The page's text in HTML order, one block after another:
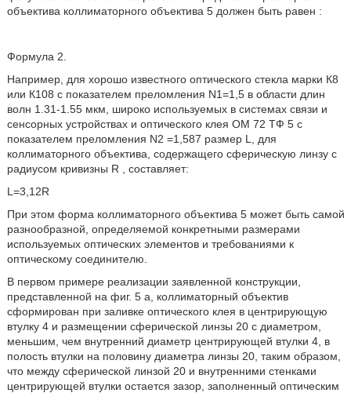
объектива коллиматорного объектива 5 должен быть равен :
Формула 2.
Например, для хорошо известного оптического стекла марки К8
или К108 с показателем преломления N1=1,5 в области длин
волн 1.31-1.55 мкм, широко используемых в системах связи и
сенсорных устройствах и оптического клея ОМ 72 ТФ 5 с
показателем преломления N2 =1,587 размер L, для
коллиматорного объектива, содержащего сферическую линзу с
радиусом кривизны R , составляет:
L=3,12R
При этом форма коллиматорного объектива 5 может быть самой
разнообразной, определяемой конкретными размерами
используемых оптических элементов и требованиями к
оптическому соединителю.
В первом примере реализации заявленной конструкции,
представленной на фиг. 5 а, коллиматорный объектив
сформирован при заливке оптического клея в центрирующую
втулку 4 и размещении сферической линзы 20 с диаметром,
меньшим, чем внутренний диаметр центрирующей втулки 4, в
полость втулки на половину диаметра линзы 20, таким образом,
что между сферической линзой 20 и внутренними стенками
центрирующей втулки остается зазор, заполненный оптическим